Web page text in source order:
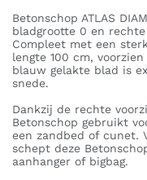
Betonschop ATLAS
bladgrootte 0 en
Compleet met een
lengte 100 cm,
blauw gelakte blad is
snede.
Dankzij de rechte
Betonschop gebruikt
een zandbed of cunet.
schept deze
aanhanger of bigbag.